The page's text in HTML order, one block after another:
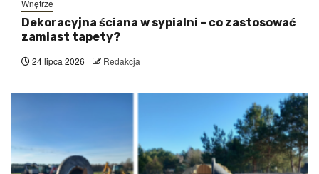
Wnętrze
Dekoracyjna ściana w sypialni – co zastosować
zamiast tapety?
24 lipca 2026 Redakcja